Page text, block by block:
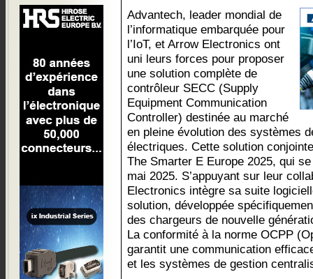
Advantech, leader mondial de
l’informatique embarquée pour
l’IoT, et Arrow Electronics ont
uni leurs forces pour proposer
une solution complète de
contrôleur SECC (Supply
Equipment Communication
Controller) destinée au marché
en pleine évolution des systèmes
électriques. Cette solution
The Smarter E Europe 2025, qui
mai 2025. S’appuyant sur leur
Electronics intègre sa suite
solution, développée
des chargeurs de nouvelle
La conformité à la norme OCPP
garantit une communication
et les systèmes de gestion